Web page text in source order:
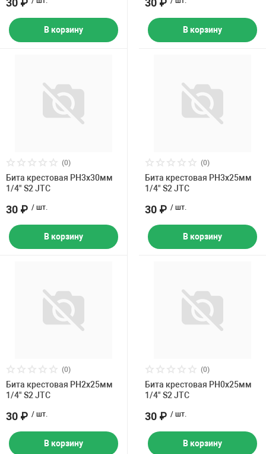
30 ₽
В корзину
30 ₽
В корзину
(0)
Бита крестовая PH3х30мм
1/4" S2 JTC
30 ₽ / шт.
В корзину
(0)
Бита крестовая PH3х25мм
1/4" S2 JTC
30 ₽ / шт.
В корзину
(0)
Бита крестовая PH2х25мм
1/4" S2 JTC
30 ₽ / шт.
В корзину
(0)
Бита крестовая PH0х25мм
1/4" S2 JTC
30 ₽ / шт.
В корзину